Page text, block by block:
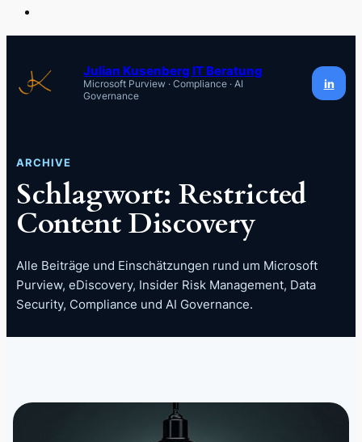
springen
Julian Kusenberg IT Beratung
Microsoft Purview · Compliance · AI
Governance
in
ARCHIVE
Schlagwort: Restricted
Content Discovery
Alle Beiträge und Einschätzungen rund um Microsoft
Purview, eDiscovery, Insider Risk Management, Data
Security, Compliance und AI Governance.